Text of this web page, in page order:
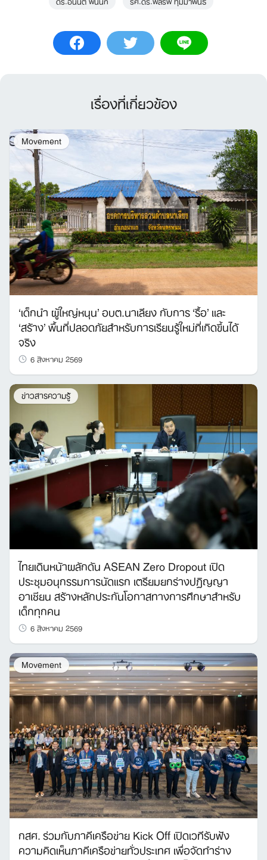
เรื่องที่เกี่ยวข้อง
Movement
‘เด็กนำ ผู้ใหญ่หนุน’ อบต.นาเลียง กับการ ‘รื้อ’ และ
‘สร้าง’ พื้นที่ปลอดภัยสำหรับการเรียนรู้ใหม่ที่เกิดขึ้นได้
จริง
6 สิงหาคม 2569
ข่าวสารความรู้
ไทยเดินหน้าผลักดัน ASEAN Zero Dropout เปิด
ประชุมอนุกรรมการนัดแรก เตรียมยกร่างปฏิญญา
อาเซียน สร้างหลักประกันโอกาสทางการศึกษาสำหรับ
เด็กทุกคน
6 สิงหาคม 2569
Movement
กสศ. ร่วมกับภาคีเครือข่าย Kick Off เปิดเวทีรับฟัง
ความคิดเห็นภาคีเครือข่ายทั่วประเทศ เพื่อจัดทำร่าง